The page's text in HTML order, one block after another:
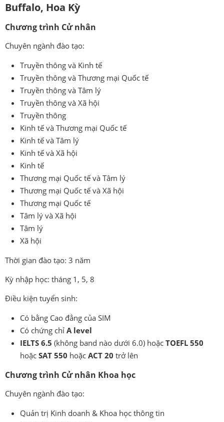
Buffalo, Hoa Kỳ
Chương trình Cử nhân
Chuyên ngành đào tạo:
Truyền thông và Kinh tế
Truyền thông và Thương mại Quốc tế
Truyền thông và Tâm lý
Truyền thông và Xã hội
Truyền thông
Kinh tế và Thương mại Quốc tế
Kinh tế và Tâm lý
Kinh tế và Xã hội
Kinh tế
Thương mại Quốc tế và Tâm lý
Thương mại Quốc tế và Xã hội
Thương mại Quốc tế
Tâm lý và Xã hội
Tâm lý
Xã hội
Thời gian đào tạo: 3 năm
Kỳ nhập học: tháng 1, 5, 8
Điều kiện tuyển sinh:
Có bằng Cao đẳng của SIM
Có chứng chỉ A level
IELTS 6.5 (không band nào dưới 6.0) hoặc TOEFL 550
hoặc SAT 550 hoặc ACT 20 trở lên
Chương trình Cử nhân Khoa học
Chuyên ngành đào tạo:
Quản trị Kinh doanh & Khoa học thông tin